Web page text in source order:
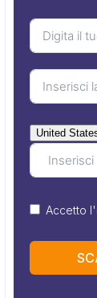
United
Accetto